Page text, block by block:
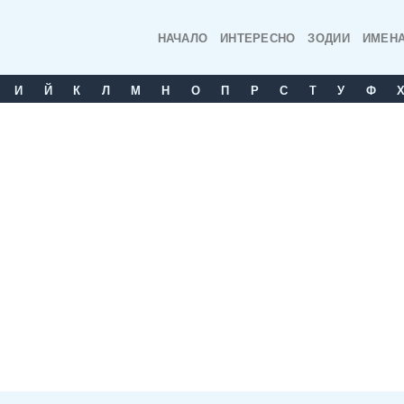
НАЧАЛО ИНТЕРЕСНО ЗОДИИ
И Й К Л М Н О П Р С T У Ф